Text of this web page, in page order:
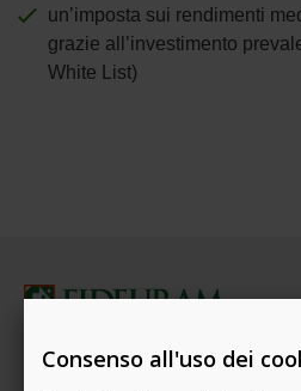
un’imposta sui rendimenti
grazie all’investimento
White List)
IL GRUPPO MERCATI E STRUMENTI
Consenso all'uso dei